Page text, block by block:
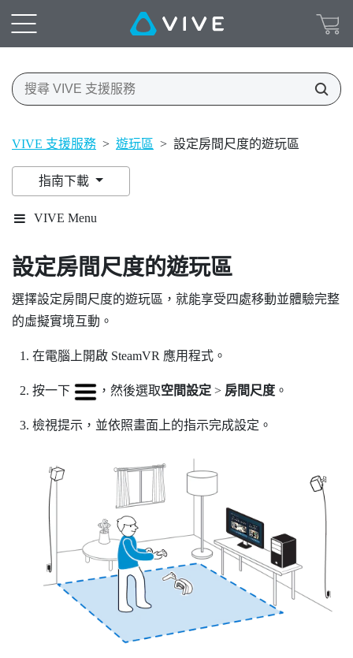
VIVE 支援服務 > 遊玩區 > 設定房間尺度的遊玩區
指南下載
VIVE Menu
設定房間尺度的遊玩區
選擇設定房間尺度的遊玩區 ，就能享受四處移動並體驗完整
的虛擬實境互動。
在電腦上開啟 SteamVR 應用程式。
按一下 ，然後選取空間設定> 房間尺度。
檢視提示，並依照畫面上的指示完成設定。